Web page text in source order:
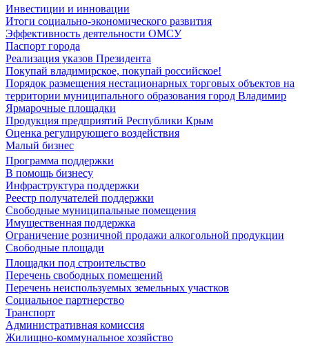
Инвестиции и инновации
Итоги социально-экономического развития
Эффективность деятельности ОМСУ
Паспорт города
Реализация указов Президента
Покупай владимирское, покупай российское!
Порядок размещения нестационарных торговых объектов на
территории муниципального образования город Владимир
Ярмарочные площадки
Продукция предприятий Республики Крым
Оценка регулирующего воздействия
Малый бизнес
Программа поддержки
В помощь бизнесу
Инфраструктура поддержки
Реестр получателей поддержки
Свободные муниципальные помещения
Имущественная поддержка
Ограничение розничной продажи алкогольной продукции
Свободные площади
Площадки под строительство
Перечень свободных помещений
Перечень неиспользуемых земельных участков
Социальное партнерство
Транспорт
Административная комиссия
Жилищно-коммунальное хозяйство